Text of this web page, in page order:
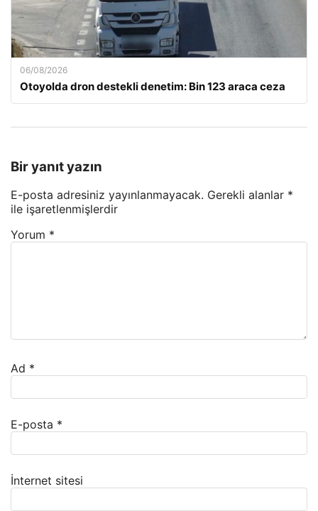
06/08/2026
Otoyolda dron destekli denetim: Bin 123 araca ceza
Bir yanıt yazın
E-posta adresiniz yayınlanmayacak. Gerekli alanlar *
ile işaretlenmişlerdir
Yorum *
Ad *
E-posta *
İnternet sitesi